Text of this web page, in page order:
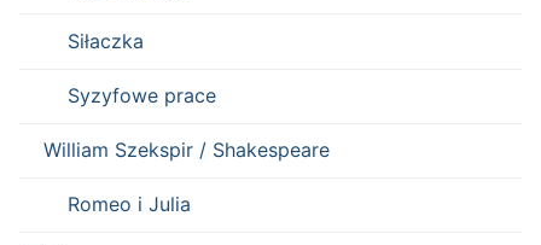
Siłaczka
Syzyfowe prace
William Szekspir / Shakespeare
Romeo i Julia